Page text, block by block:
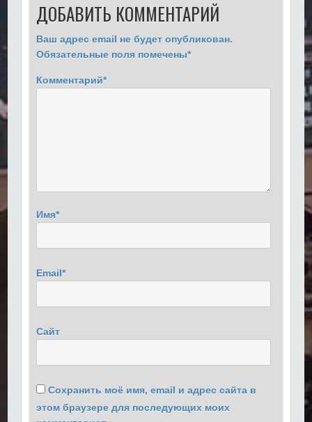
ДОБАВИТЬ КОММЕНТАРИЙ
Ваш адрес email не будет опубликован.
Обязательные поля помечены*
Комментарий*
Имя*
Email*
Сайт
Сохранить моё имя, email и адрес сайта в
этом браузере для последующих моих